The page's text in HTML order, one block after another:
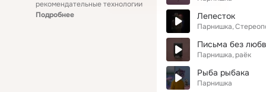
рекомендательные технологии
Подробнее
Лепесток
Парнишка
Письма без
Парнишка раёк
Рыба рыбака
Парнишка